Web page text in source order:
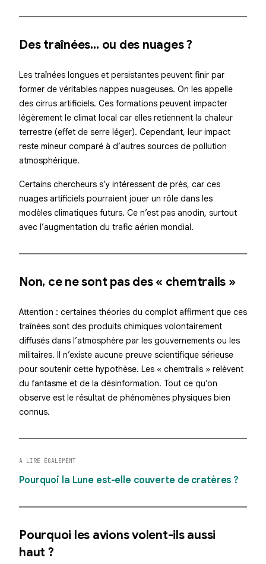
Des traînées… ou des nuages ?
Les traînées longues et persistantes peuvent finir par
former de véritables nappes nuageuses. On les appelle
des cirrus artificiels. Ces formations peuvent impacter
légèrement le climat local car elles retiennent la chaleur
terrestre (effet de serre léger). Cependant, leur impact
reste mineur comparé à d’autres sources de pollution
atmosphérique.
Certains chercheurs s’y intéressent de près, car ces
nuages artificiels pourraient jouer un rôle dans les
modèles climatiques futurs. Ce n’est pas anodin, surtout
avec l’augmentation du trafic aérien mondial.
Non, ce ne sont pas des « chemtrails »
Attention : certaines théories du complot affirment que ces
traînées sont des produits chimiques volontairement
diffusés dans l’atmosphère par les gouvernements ou les
militaires. Il n’existe aucune preuve scientifique sérieuse
pour soutenir cette hypothèse. Les « chemtrails » relèvent
du fantasme et de la désinformation. Tout ce qu’on
observe est le résultat de phénomènes physiques bien
connus.
A LIRE ÉGALEMENT
Pourquoi la Lune est-elle couverte de cratères ?
Pourquoi les avions volent-ils aussi
haut ?